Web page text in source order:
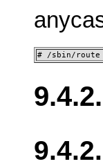
# /sbin/route